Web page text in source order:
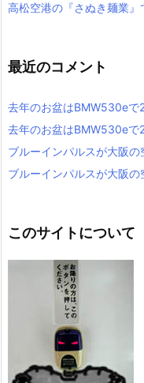
高松空港の『さぬき麺業
最近のコメント
去年のお盆はBMW530e
去年のお盆はBMW530e
ブルーインパルスが大阪の
ブルーインパルスが大阪の
このサイトについて